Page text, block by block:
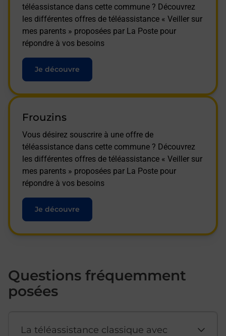
téléassistance dans cette commune ? Découvrez
les différentes offres de téléassistance « Veiller sur
mes parents » proposées par La Poste pour
répondre à vos besoins
Je découvre
Frouzins
Vous désirez souscrire à une offre de
téléassistance dans cette commune ? Découvrez
les différentes offres de téléassistance « Veiller sur
mes parents » proposées par La Poste pour
répondre à vos besoins
Je découvre
Questions fréquemment
posées
La téléassistance classique avec